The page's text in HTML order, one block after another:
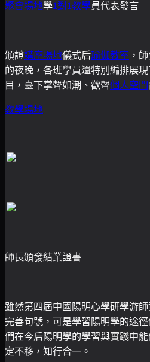
聚會場地學1對1教學員代表發言
頒證講座場地儀式后瑜伽教室 ，
的夜晚，各班學員還特別編排展
目，臺下掌聲如潮、歡聲個人空間
教學場地
師長頒發結業證書
雖然第四屆中國陽明心學研學游
完善句號，可是學習陽明學的途
們在今后陽明學的學習與實踐中
定不移，知行合一。